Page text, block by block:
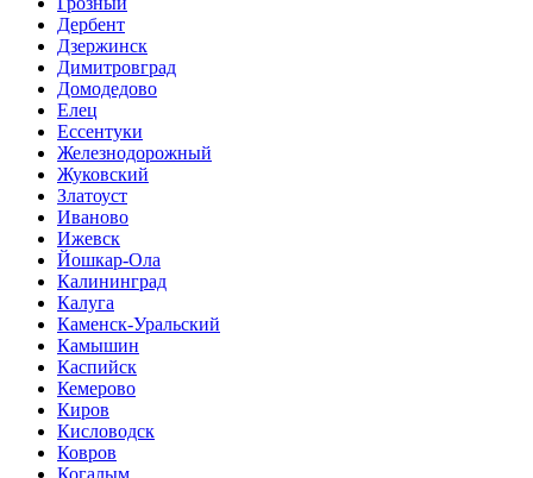
Дербент
Дзержинск
Димитровград
Домодедово
Елец
Ессентуки
Железнодорожный
Жуковский
Златоуст
Иваново
Ижевск
Йошкар-Ола
Калининград
Калуга
Каменск-Уральский
Камышин
Каспийск
Кемерово
Киров
Кисловодск
Ковров
Когалым